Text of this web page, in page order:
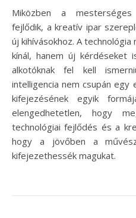
Miközben a mesterséges
fejlődik, a kreatív ipar
új kihívásokhoz. A
kínál, hanem új kérdéseket
alkotóknak fel kell
intelligencia nem csupán
kifejezésének egyik
elengedhetetlen, hogy
technológiai fejlődés és a
hogy a jövőben a
kifejezethessék magukat.